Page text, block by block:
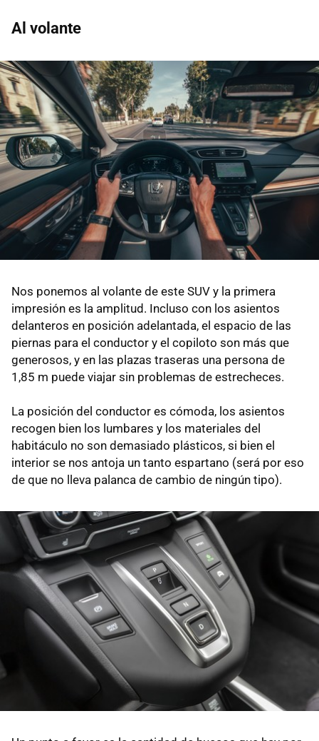
Al volante
Nos ponemos al volante de este SUV y la primera
impresión es la amplitud. Incluso con los asientos
delanteros en posición adelantada, el espacio de las
piernas para el conductor y el copiloto son más que
generosos, y en las plazas traseras una persona de
1,85 m puede viajar sin problemas de estrecheces.
La posición del conductor es cómoda, los asientos
recogen bien los lumbares y los materiales del
habitáculo no son demasiado plásticos, si bien el
interior se nos antoja un tanto espartano (será por eso
de que no lleva palanca de cambio de ningún tipo).